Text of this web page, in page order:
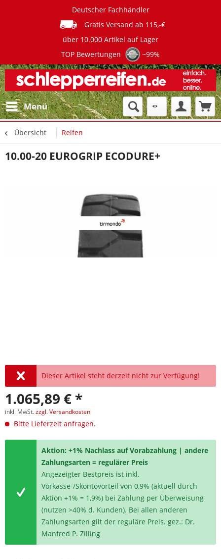
Deutscher Fachhändler
Gratis Versand ab 115,-€
über 10.000 Artikel auf Lager
TOP Bewertungen
~99%
Menü
Übersicht Reifen
10.00-20 EUROGRIP ECODURE+
Dieser Artikel steht derzeit nicht zur Verfügung!
1.065,89 € *
inkl. MwSt.zzgl. Versandkosten
Bitte Lieferzeit anfragen.
Aktion: +1% Nachlass auf Vorabzahlung | andere
Zahlungsarten = regulärer Preis
Angezeigter Bestpreis ist inkl.
Vorkasse-/Skontovorteil von 0,9% (aktuell durch
Aktion +1% = 1,9%) bei Zahlung per Überweisung
(nutzen >40% d. Kunden). Bei allen anderen
Zahlungsarten gilt der reguläre Preis. gez.: Dr.
Manfred P. Zilling